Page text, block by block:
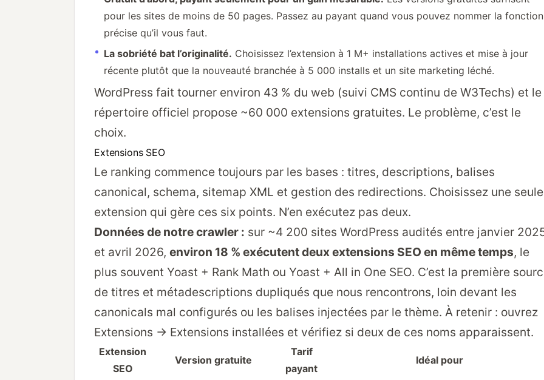
pour les sites de moins de 50 pages. Passez au payant quand vous pouvez nommer la fonction
précise qu’il vous faut.
La sobriété bat l’originalité. Choisissez l’extension à 1 M+ installations actives et mise à jour
récente plutôt que la nouveauté branchée à 5 000 installs et un site marketing léché.
WordPress fait tourner environ 43 % du web (suivi CMS continu de W3Techs) et le
répertoire officiel propose ~60 000 extensions gratuites. Le problème, c’est le
choix.
Extensions SEO
Le ranking commence toujours par les bases : titres, descriptions, balises
canonical, schema, sitemap XML et gestion des redirections. Choisissez une seule
extension qui gère ces six points. N’en exécutez pas deux.
Données de notre crawler : sur ~4 200 sites WordPress audités entre janvier
et avril 2026, environ 18 % exécutent deux extensions SEO en même temps, le
plus souvent Yoast + Rank Math ou Yoast + All in One SEO. C’est la première
de titres et métadescriptions dupliqués que nous rencontrons, loin devant les
canonicals mal configurés ou les balises injectées par le thème. À retenir : ouvrez
Extensions → Extensions installées et vérifiez si deux de ces noms apparaissent.
Extension
SEO
Version gratuite
Tarif
payant
Idéal pour